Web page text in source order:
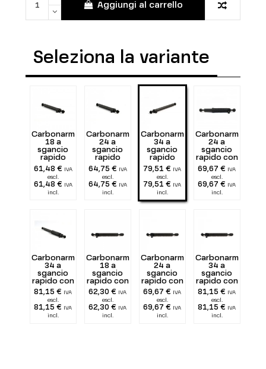
Aggiungi al carrello
Seleziona la variante
Carbonarm
18 a
sgancio
rapido
61,48 € IVA
escl.
61,48 € IVA
incl.
Carbonarm
24 a
sgancio
rapido
64,75 € IVA
escl.
64,75 € IVA
incl.
Carbonarm
34 a
sgancio
rapido
79,51 € IVA
escl.
79,51 € IVA
incl.
Carbonarm
24 a
sgancio
rapido con
impugnatura
69,67 € IVA
escl.
69,67 € IVA
incl.
Carbonarm
34 a
sgancio
rapido con
impugnatura
81,15 €
IVA
escl.
81,15 €
IVA
incl.
Carbonarm
18 a
sgancio
rapido con
terminale
UN
62,30 €
IVA
escl.
62,30 €
IVA
incl.
Carbonarm
24 a
sgancio
rapido con
terminale
UN
69,67 €
IVA
escl.
69,67 €
IVA
incl.
Carbonarm
34 a
sgancio
rapido con
terminale
UN
81,15 €
IVA
escl.
81,15 €
IVA
incl.